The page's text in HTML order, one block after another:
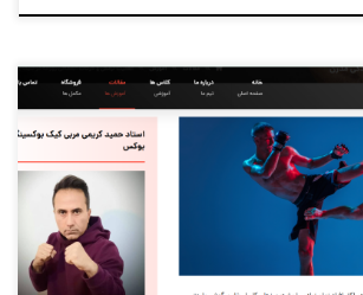
از تکنولوژی و کار پشت میز است. ساعت‌ها
گوشی یا خودرو باعث درد کمر، زانو و
و حرکات انعطافی روزانه، راهی ساده و
با این مشکلات است. ? چرا نرمش روزانه